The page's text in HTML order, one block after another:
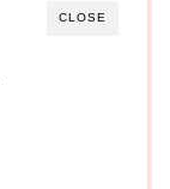
CLOSE